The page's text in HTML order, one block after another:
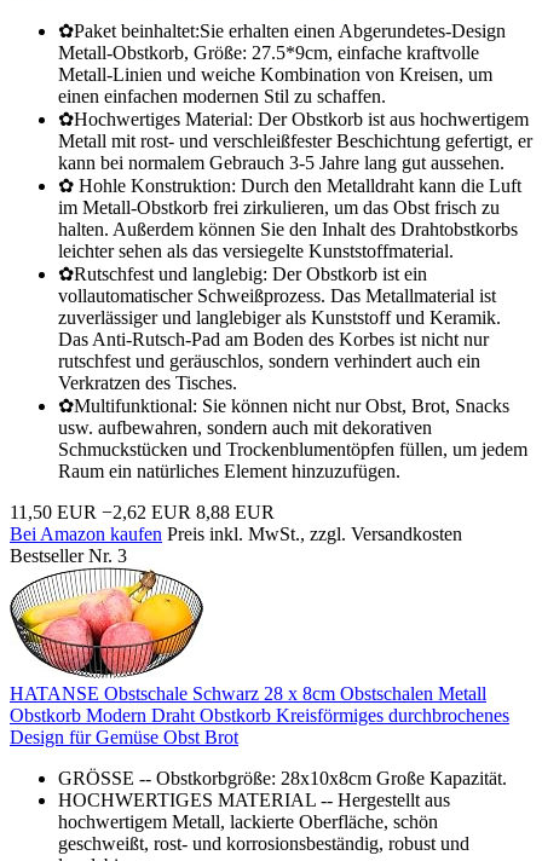
✿Paket beinhaltet:Sie erhalten einen Abgerundetes-Design
Metall-Obstkorb, Größe: 27.5*9cm, einfache kraftvolle
Metall-Linien und weiche Kombination von Kreisen, um
einen einfachen modernen Stil zu schaffen.
✿Hochwertiges Material: Der Obstkorb ist aus hochwertigem
Metall mit rost- und verschleißfester Beschichtung gefertigt, er
kann bei normalem Gebrauch 3-5 Jahre lang gut aussehen.
✿ Hohle Konstruktion: Durch den Metalldraht kann die Luft
im Metall-Obstkorb frei zirkulieren, um das Obst frisch zu
halten. Außerdem können Sie den Inhalt des Drahtobstkorbs
leichter sehen als das versiegelte Kunststoffmaterial.
✿Rutschfest und langlebig: Der Obstkorb ist ein
vollautomatischer Schweißprozess. Das Metallmaterial ist
zuverlässiger und langlebiger als Kunststoff und Keramik.
Das Anti-Rutsch-Pad am Boden des Korbes ist nicht nur
rutschfest und geräuschlos, sondern verhindert auch ein
Verkratzen des Tisches.
✿Multifunktional: Sie können nicht nur Obst, Brot, Snacks
usw. aufbewahren, sondern auch mit dekorativen
Schmuckstücken und Trockenblumentöpfen füllen, um jedem
Raum ein natürliches Element hinzuzufügen.
11,50 EUR −2,62 EUR 8,88 EUR
Bei Amazon kaufen Preis inkl. MwSt., zzgl. Versandkosten
Bestseller Nr. 3
HATANSE Obstschale Schwarz 28 x 8cm Obstschalen Metall
Obstkorb Modern Draht Obstkorb Kreisförmiges durchbrochenes
Design für Gemüse Obst Brot
GRÖSSE -- Obstkorbgröße: 28x10x8cm Große Kapazität.
HOCHWERTIGES MATERIAL -- Hergestellt aus
hochwertigem Metall, lackierte Oberfläche, schön
geschweißt, rost- und korrosionsbeständig, robust und